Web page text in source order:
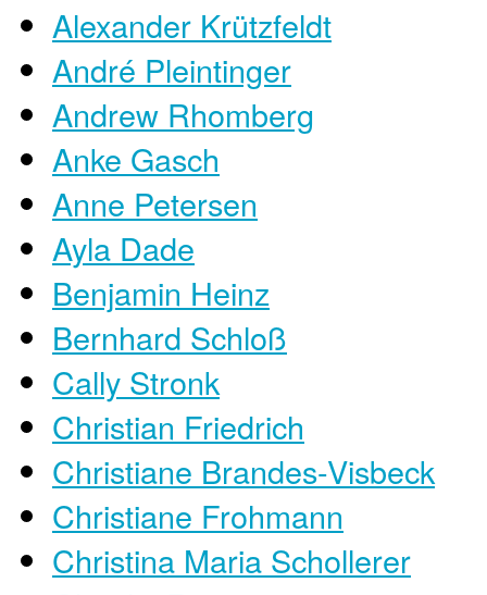
Alexander Krützfeldt
André Pleintinger
Andrew Rhomberg
Anke Gasch
Anne Petersen
Ayla Dade
Benjamin Heinz
Bernhard Schloß
Cally Stronk
Christian Friedrich
Christiane Brandes-Visbeck
Christiane Frohmann
Christina Maria Schollerer